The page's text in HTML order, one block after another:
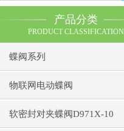
产品分类
PRODUCT CLASSIFICATION
蝶阀系列
物联网电动蝶阀
软密封对夹蝶阀D971X-10